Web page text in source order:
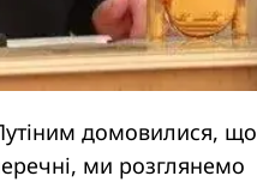
домовилися, що
ми розглянемо